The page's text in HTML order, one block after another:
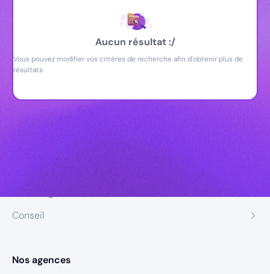
Aucun résultat :/
Vous pouvez modifier vos critères de recherche afin d'obtenir plus de
résultats
Conseil
Nos agences